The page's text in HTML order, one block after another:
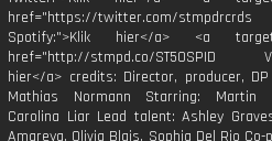
href="https://twitter.com/stmpdrcrds
Spotify:">Klik hier</a> <a
href="http://stmpd.co/ST50SPID
hier</a> credits: Director, producer,
Mathias Normann Starring: Martin
Carolina Liar Lead talent: Ashley
Amareya, Olivia Blais, Sophia Del Rio Co-